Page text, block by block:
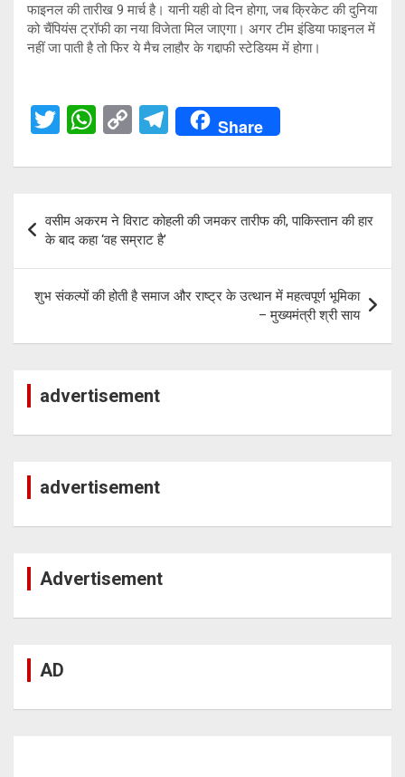
फाइनल की तारीख 9 मार्च है। यानी यही वो दिन होगा, जब क्रिकेट की दुनिया
को चैंपियंस ट्रॉफी का नया विजेता मिल जाएगा। अगर टीम इंडिया फाइनल में
नहीं जा पाती है तो फिर ये मैच लाहौर के गद्दाफी स्टेडियम में होगा।
T
tt
er
W
at
A
p
p
C
py
n
k
T
e
gr
a
m
Share
navigation
वसीम अकरम ने विराट कोहली की जमकर तारीफ की, पाकिस्तान की हार
के बाद कहा ‘वह सम्राट है’
शुभ संकल्पों की होती है समाज और राष्ट्र के उत्थान में महत्वपूर्ण भूमिका
– मुख्यमंत्री श्री साय
advertisement
advertisement
Advertisement
AD